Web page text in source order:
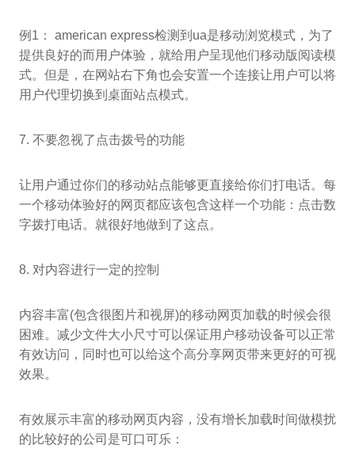
例1： american express检测到ua是移动浏览模式，为了
提供良好的而用户体验，就给用户呈现他们移动版阅读模
式。但是，在网站右下角也会安置一个连接让用户可以将
用户代理切换到桌面站点模式。
7. 不要忽视了点击拨号的功能
让用户通过你们的移动站点能够更直接给你们打电话。每
一个移动体验好的网页都应该包含这样一个功能：点击数
字拨打电话。就很好地做到了这点。
8. 对内容进行一定的控制
内容丰富(包含很图片和视屏)的移动网页加载的时候会很
困难。减少文件大小尺寸可以保证用户移动设备可以正常
有效访问，同时也可以给这个高分享网页带来更好的可视
效果。
有效展示丰富的移动网页内容，没有增长加载时间做模扰
的比较好的公司是可口可乐：